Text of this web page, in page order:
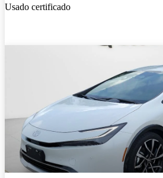
Usado certificado